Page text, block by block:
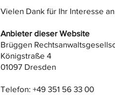
Vielen Dank für Ihr Interesse
Anbieter dieser Website
Brüggen
Königstraße 4
01097 Dresden
Telefon: +49 351 56 33 00